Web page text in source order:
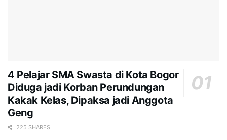
4 Pelajar SMA Swasta di Kota Bogor
Diduga jadi Korban Perundungan
Kakak Kelas, Dipaksa jadi Anggota
Geng
225 SHARES